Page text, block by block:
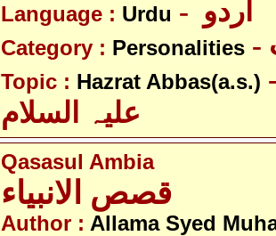
Language : Urdu
Category : Personalities
Topic : Hazrat Abbas(a.s.)
علیہ السلام
Qasasul Ambia
Author : Allama Syed